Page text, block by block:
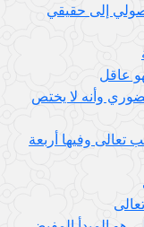
إلى حقيقي
عاقل
وأنه لا يختص
تعالى وفيها أربعة